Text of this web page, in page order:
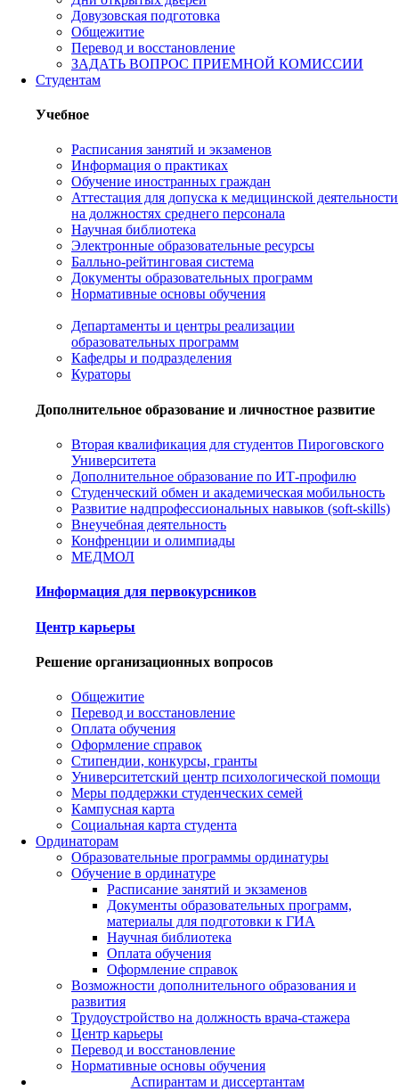
Довузовская подготовка
Общежитие
Перевод и восстановление
ЗАДАТЬ ВОПРОС ПРИЕМНОЙ КОМИССИИ
Студентам
Учебное
Расписания занятий и экзаменов
Информация о практиках
Обучение иностранных граждан
Аттестация для допуска к медицинской деятельности
на должностях среднего персонала
Научная библиотека
Электронные образовательные ресурсы
Балльно-рейтинговая система
Документы образовательных программ
Нормативные основы обучения
Департаменты и центры реализации
образовательных программ
Кафедры и подразделения
Кураторы
Дополнительное образование и личностное развитие
Вторая квалификация для студентов Пироговского
Университета
Дополнительное образование по ИТ-профилю
Студенческий обмен и академическая мобильность
Развитие надпрофессиональных навыков (soft-skills)
Внеучебная деятельность
Конфренции и олимпиады
МЕДМОЛ
Информация для первокурсников
Центр карьеры
Решение организационных вопросов
Общежитие
Перевод и восстановление
Оплата обучения
Оформление справок
Стипендии, конкурсы, гранты
Университетский центр психологической помощи
Меры поддержки студенческих семей
Кампусная карта
Социальная карта студента
Ординаторам
Образовательные программы ординатуры
Обучение в ординатуре
Расписание занятий и экзаменов
Документы образовательных программ,
материалы для подготовки к ГИА
Научная библиотека
Оплата обучения
Оформление справок
Возможности дополнительного образования и
развития
Трудоустройство на должность врача-стажера
Центр карьеры
Перевод и восстановление
Нормативные основы обучения
Аспирантам и диссертантам